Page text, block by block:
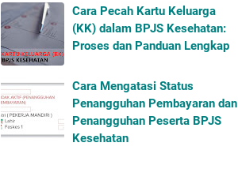
Cara Pecah Kartu Keluarga
(KK) dalam BPJS Kesehatan:
Proses dan Panduan Lengkap
Cara Mengatasi Status
Penangguhan Pembayaran dan
Penangguhan Peserta BPJS
Kesehatan